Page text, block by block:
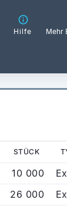
Hilfe Mehr
STÜCK
10 000
26 000